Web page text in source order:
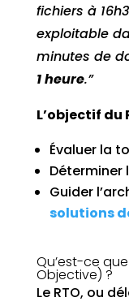
fichiers à
exploitable
minutes de
1 heure.”
L’objectif du
Évaluer la
Déterminer
Guider
solutions
Qu’est-ce
Objective) ?
Le RTO, ou